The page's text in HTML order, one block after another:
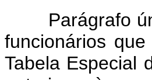
Parágrafo
funcionários
Tabela Especial